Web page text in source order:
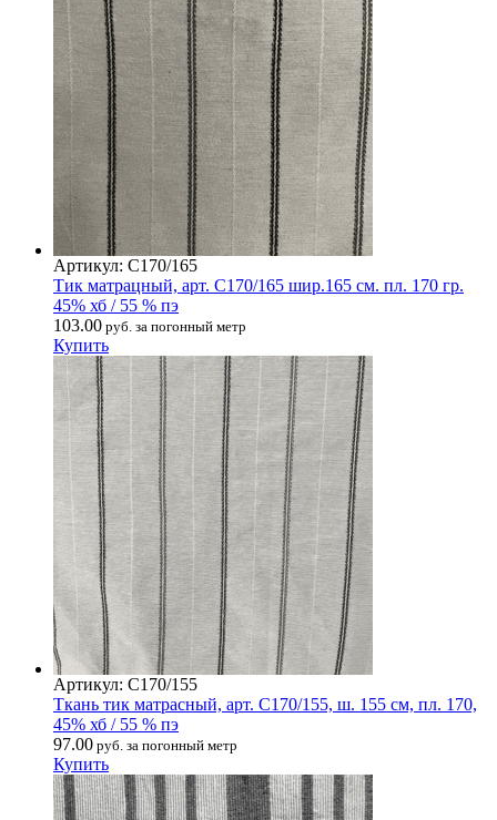
Артикул: С170/165
Тик матрацный, арт. С170/165 шир.165 см. пл. 170 гр.
45% хб / 55 % пэ
103.00 руб. за погонный метр
Купить
Артикул: С170/155
Ткань тик матрасный, арт. С170/155, ш. 155 см, пл. 170,
45% хб / 55 % пэ
97.00 руб. за погонный метр
Купить